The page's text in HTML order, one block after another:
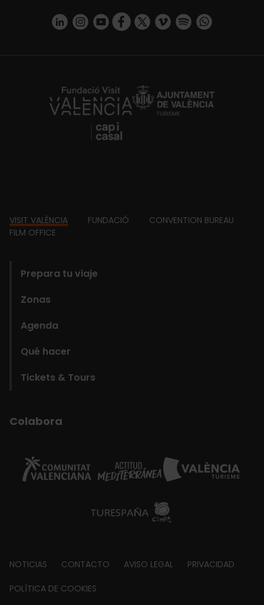
https://www.linkedin.com/company/turismo-valencia/mycompany/
https://www.instagram.com/visit_valencia/
https://www.youtube.com/user/
https://www.facebook.com/
https://twitter.com/
https://vimeo.com/
https://https://api.whatsapp.com/
https://fundacion.visitvalencia.com/
Footer
VISIT VALÈNCIA FUNDACIÓ
CONVENTION BUREAU
FILM OFFICE
Prepara tu viaje
Zonas
Agenda
Qué hacer
Tickets & Tours
Colabora
Footer
about
NOTICIAS CONTACTO AVISO LEGAL PRIVACIDAD
POLÍTICA DE COOKIES